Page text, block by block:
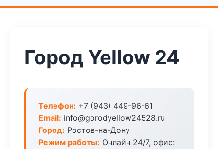
Город Yellow 24
Телефон: +7 (943) 449-96-61
Email: info@gorodyellow24528.ru
Город: Ростов-на-Дону
Режим работы: Онлайн 24/7, офис: